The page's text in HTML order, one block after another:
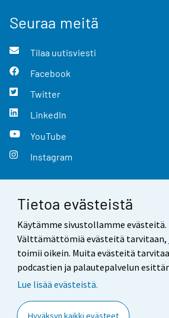
Tietoa evästeistä
Käytämme sivustollamme evästeitä.
Välttämättömiä evästeitä tarvitaan,
toimii oikein. Muita evästeitä
podcastien ja palautepalvelun
Lue lisää evästeistä.
Hyväksyn kaikki evästeet
Seuraa meitä
Tilaa uutisviesti
Facebook
Twitter
LinkedIn
YouTube
Instagram
Yhteystiedot
Palaute
Käyttöehdot
Saavutettavuus